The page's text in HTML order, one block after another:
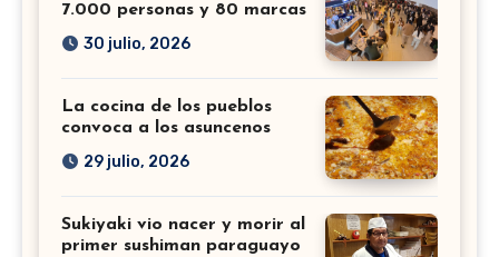
7.000 personas y 80 marcas
30 julio, 2026
La cocina de los pueblos
convoca a los asuncenos
29 julio, 2026
Sukiyaki vio nacer y morir al
primer sushiman paraguayo